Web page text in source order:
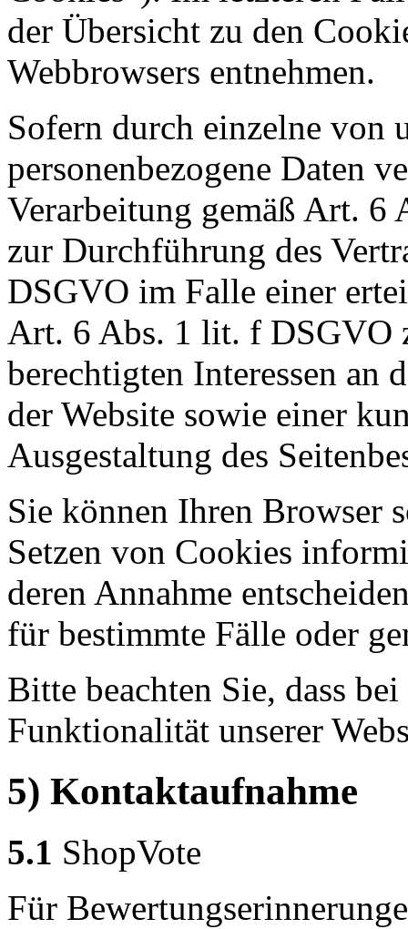
der Übersicht zu den
Webbrowsers entnehmen.
Sofern durch einzelne von
personenbezogene Daten
Verarbeitung gemäß Art.
zur Durchführung des
DSGVO im Falle einer
Art. 6 Abs. 1 lit. f DSGVO
berechtigten Interessen an
der Website sowie einer
Ausgestaltung des
Sie können Ihren Browser
Setzen von Cookies
deren Annahme
für bestimmte Fälle oder
Bitte beachten Sie, dass
Funktionalität unserer
5) Kontaktaufnahme
5.1 ShopVote
Für